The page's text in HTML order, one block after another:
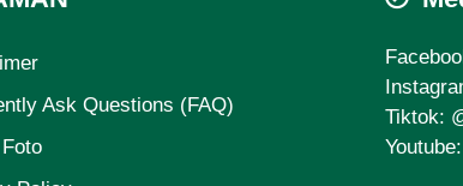
Ask Questions (FAQ)
Tiktok:
Youtube: